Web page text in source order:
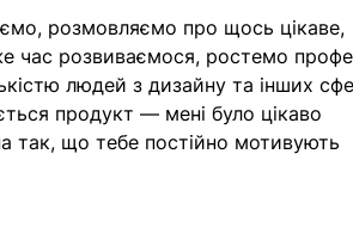
розмовляємо про щось цікаве,
час розвиваємося, ростемо
людей з дизайну та інших
продукт — мені було цікаво
так, що тебе постійно мотивують